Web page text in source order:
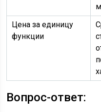
Цена за единицу
функции
Вопрос-ответ: